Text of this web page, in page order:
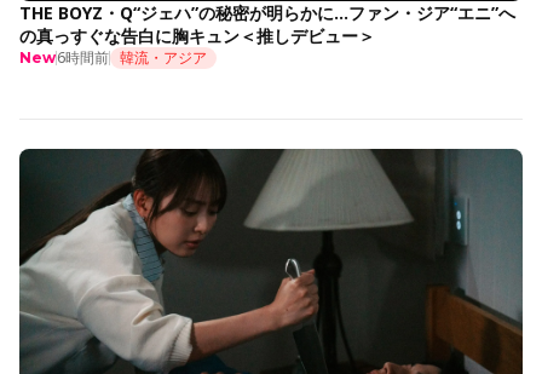
THE BOYZ・Q“ジェハ”の秘密が明らかに…ファン・ジア“エニ”へ
の真っすぐな告白に胸キュン＜推しデビュー＞
New6時間前 韓流・アジア